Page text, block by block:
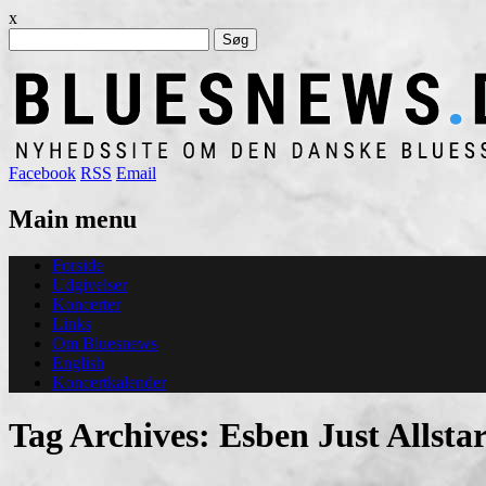
x
efter:
Facebook RSS Email
Main menu
Skip
content
Forside
Udgivelser
Koncerter
Links
Om Bluesnews
English
Koncertkalender
Tag Archives: Esben Just